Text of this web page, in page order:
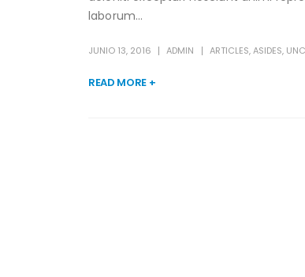
laborum...
JUNIO 13, 2016 ADMIN ARTICLES,ASIDES,
READ MORE +